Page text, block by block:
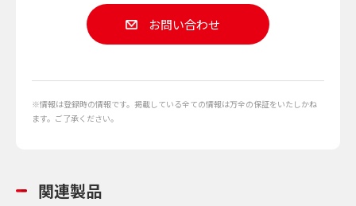
お問い合わせ
※情報は登録時の情報です。掲載している全ての情報は万全の保証をいたしかね
ます。ご了承ください。
関連製品